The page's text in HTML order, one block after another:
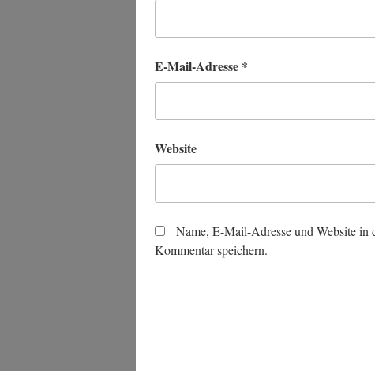
E-Mail-Adresse *
Website
Name, E-Mail-Adresse und Website in
Kommentar speichern.